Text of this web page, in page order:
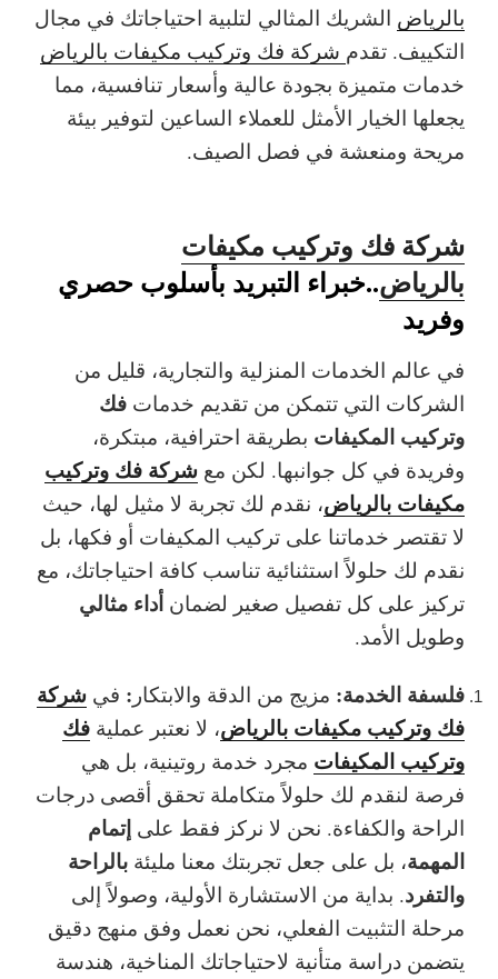
بالرياض الشريك المثالي لتلبية احتياجاتك في مجال
التكييف. تقدم شركة فك وتركيب مكيفات بالرياض
خدمات متميزة بجودة عالية وأسعار تنافسية، مما
يجعلها الخيار الأمثل للعملاء الساعين لتوفير بيئة
مريحة ومنعشة في فصل الصيف.
شركة فك وتركيب مكيفات
بالرياض..خبراء التبريد بأسلوب حصري
وفريد
في عالم الخدمات المنزلية والتجارية، قليل من
الشركات التي تتمكن من تقديم خدمات فك
وتركيب المكيفات بطريقة احترافية، مبتكرة،
وفريدة في كل جوانبها. لكن مع شركة فك وتركيب
مكيفات بالرياض، نقدم لك تجربة لا مثيل لها، حيث
لا تقتصر خدماتنا على تركيب المكيفات أو فكها، بل
نقدم لك حلولاً استثنائية تناسب كافة احتياجاتك، مع
تركيز على كل تفصيل صغير لضمان أداء مثالي
وطويل الأمد.
فلسفة الخدمة: مزيج من الدقة والابتكار : في شركة
فك وتركيب مكيفات بالرياض، لا نعتبر عملية فك
وتركيب المكيفات مجرد خدمة روتينية، بل هي
فرصة لنقدم لك حلولاً متكاملة تحقق أقصى درجات
الراحة والكفاءة. نحن لا نركز فقط على إتمام
المهمة، بل على جعل تجربتك معنا مليئة بالراحة
والتفرد. بداية من الاستشارة الأولية، وصولاً إلى
مرحلة التثبيت الفعلي، نحن نعمل وفق منهج دقيق
يتضمن دراسة متأنية لاحتياجاتك المناخية، هندسة